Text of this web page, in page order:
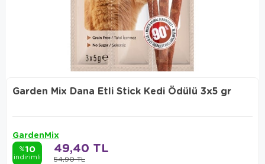
Garden Mix Dana Etli Stick Kedi Ödülü 3x5 gr
GardenMix
%10
indirimli 54,90 TL
49,40 TL